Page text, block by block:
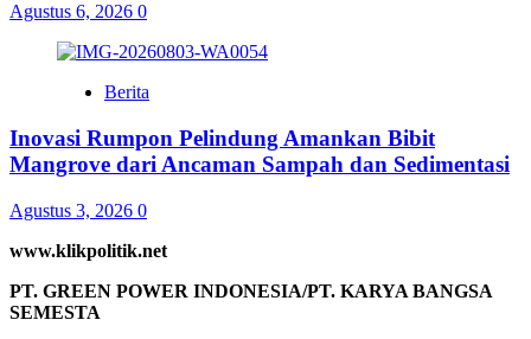
Agustus 6, 2026 0
Berita
Inovasi Rumpon Pelindung Amankan Bibit
Mangrove dari Ancaman Sampah dan Sedimentasi
Agustus 3, 2026 0
www.klikpolitik.net
PT. GREEN POWER INDONESIA/PT. KARYA BANGSA
SEMESTA